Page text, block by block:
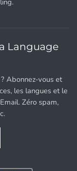
Language
Abonnez-vous et
les langues et le
Zéro spam,